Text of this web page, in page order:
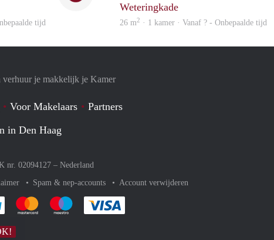
tijd
Weteringkade
26 m2 · 1 kamer · Vanaf ? - Onbepaalde tijd
je makkelijk je Kamer
Voor Makelaars
Partners
in Den Haag
nr. 02094127 – Nederland
Spam & nep-accounts Account verwijderen
Je rekent gemakkelijk af met Paypal
Je rekent gemakkelijk af met Mastercard
Je rekent gemakkelijk af met Meastro